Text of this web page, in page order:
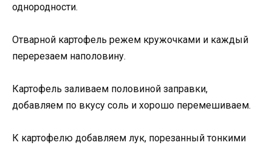
однородности.
Отварной картофель режем кружочками и каждый
перерезаем наполовину.
Картофель заливаем половиной заправки,
добавляем по вкусу соль и хорошо перемешиваем.
К картофелю добавляем лук, порезанный тонкими